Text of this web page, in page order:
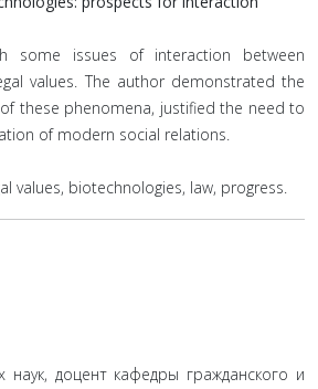
some issues of interaction between
values. The author demonstrated the
these phenomena, justified the need to
of modern social relations.
values, biotechnologies, law, progress.
наук, доцент кафедры гражданского и